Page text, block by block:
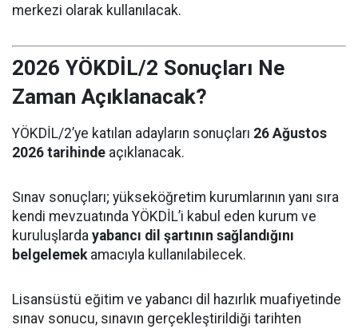
merkezi olarak kullanılacak.
2026 YÖKDİL/2 Sonuçları Ne
Zaman Açıklanacak?
YÖKDİL/2’ye katılan adayların sonuçları 26 Ağustos
2026 tarihinde açıklanacak.
Sınav sonuçları; yükseköğretim kurumlarının yanı sıra
kendi mevzuatında YÖKDİL’i kabul eden kurum ve
kuruluşlarda yabancı dil şartının sağlandığını
belgelemekamacıyla kullanılabilecek.
Lisansüstü eğitim ve yabancı dil hazırlık muafiyetinde
sınav sonucu, sınavın gerçekleştirildiği tarihten